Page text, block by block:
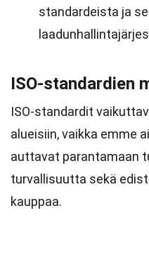
standardeista ja
ISO-standardien
ISO-standardit
alueisiin, vaikka emme
auttavat parantamaan
turvallisuutta sekä
kauppaa.